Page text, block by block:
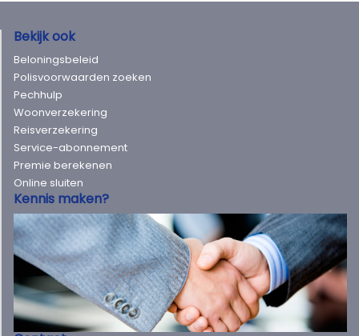
Bekijk ook
Beloningsbeleid
Polisvoorwaarden zoeken
Pechhulp
Woonverzekering
Reisverzekering
Service-abonnement
Premie berekenen
Online sluiten
Kennis maken?